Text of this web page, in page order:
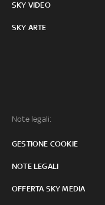
SKY VIDEO
SKY ARTE
Note legali:
GESTIONE COOKIE
NOTE LEGALI
OFFERTA SKY MEDIA